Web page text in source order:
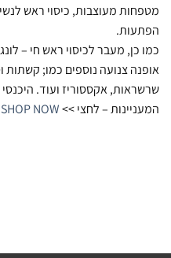
מטפחות מעוצבות, כיסוי ראש
הפתעות.
כמו כן, מעבר לכיסוי ראש חי –
אופנה צנועה נוספים כמו; קשתות
שרשראות, אקססוריז ועוד. היכנסי
המעניינות – לחצי >>